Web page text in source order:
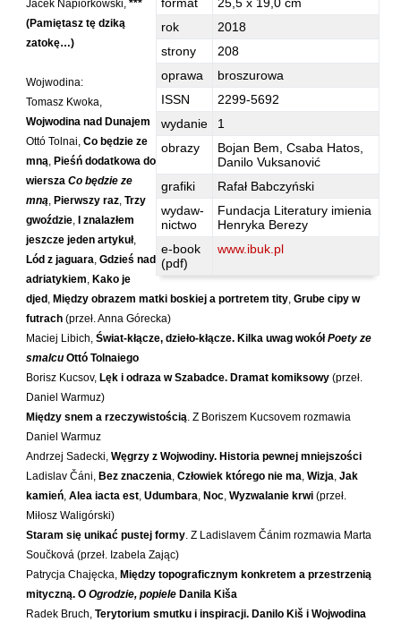
Hoffmann Krzysztof
Holden Gojtowski Jarek
Jakób Lech M.
Jakubowski Jarosław
Jakubowski Paweł
Jasina Zbigniew
Jentys-Borelowska Maria
Jocher Waldemar
Jonaszko Jolanta
Juzyszyn Wojciech
Kain Dawid
Kalenin Magdalena
Kamiński Gabriel Leonard
Kaniecka-Mazurek Anna
Kántor Péter
Keineg Paol
Kemény István
Kępiński Piotr
Kępisty Iwona
Kierc Bogusław
Klera Wiktoria
Klęczar Wojciech
format
25,5 x 19,0 cm
rok
2018
strony
208
oprawa
broszurowa
ISSN
2299-5692
wydanie
1
obrazy
Bojan Bem, Csaba Hatos,
Danilo Vuksanović
grafiki
Rafał Babczyński
wydaw-
nictwo
Fundacja Literatury imienia
Henryka Berezy
e-book
(pdf)
www.ibuk.pl
Jacek Napiórkowski, ***
(Pamiętasz tę dziką
zatokę…)
Wojwodina:
Tomasz Kwoka,
Wojwodina nad Dunajem
Ottó Tolnai, Co będzie ze
mną, Pieśń dodatkowa do
wiersza Co będzie ze
mną, Pierwszy raz, Trzy
gwoździe,
I znalazłem
jeszcze jeden artykuł,
Lód z jaguara, Gdzieś nad
adriatykiem, Kako je
djed , Między obrazem matki boskiej a portretem tity, Grube cipy w
futrach(przeł. Anna Górecka)
Maciej Libich, Świat-kłącze, dzieło-kłącze. Kilka uwag wokółPoety ze
smalcuOttó Tolnaiego
Borisz Kucsov, Lęk i odraza w Szabadce. Dramat komiksowy(przeł.
Daniel Warmuz)
Między snem a rzeczywistością. Z Boriszem Kucsovem rozmawia
Daniel Warmuz
Andrzej Sadecki, Węgrzy z Wojwodiny. Historia pewnej mniejszości
Ladislav Čáni, Bez znaczenia, Człowiek którego nie ma, Wizja, Jak
kamień, Alea iacta est, Udumbara, Noc, Wyzwalanie krwi(przeł.
Miłosz Waligórski)
Staram się unikać pustej formy. Z Ladislavem Čánim rozmawia Marta
Součková (przeł. Izabela Zając)
Patrycja Chajęcka, Między topograficznym konkretem a przestrzenią
mityczną. O Ogrodzie, popieleDanila Kiša
Radek Bruch, Terytorium smutku i inspiracji. Danilo Kiš i Wojwodina